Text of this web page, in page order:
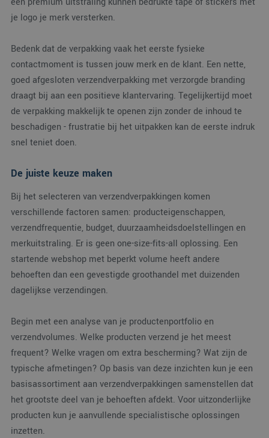
je logo je merk versterken.
Bedenk dat de verpakking vaak het eerste fysieke
contactmoment is tussen jouw merk en de klant. Een nette,
goed afgesloten verzendverpakking met verzorgde branding
draagt bij aan een positieve klantervaring. Tegelijkertijd moet
de verpakking makkelijk te openen zijn zonder de inhoud te
beschadigen - frustratie bij het uitpakken kan de eerste indruk
snel teniet doen.
De juiste keuze maken
Bij het selecteren van verzendverpakkingen komen
verschillende factoren samen: producteigenschappen,
verzendfrequentie, budget, duurzaamheidsdoelstellingen en
merkuitstraling. Er is geen one-size-fits-all oplossing. Een
startende webshop met beperkt volume heeft andere
behoeften dan een gevestigde groothandel met duizenden
dagelijkse verzendingen.
Begin met een analyse van je productenportfolio en
verzendvolumes. Welke producten verzend je het meest
frequent? Welke vragen om extra bescherming? Wat zijn de
typische afmetingen? Op basis van deze inzichten kun je een
basisassortiment aan verzendverpakkingen samenstellen dat
het grootste deel van je behoeften afdekt. Voor uitzonderlijke
producten kun je aanvullende specialistische oplossingen
inzetten.